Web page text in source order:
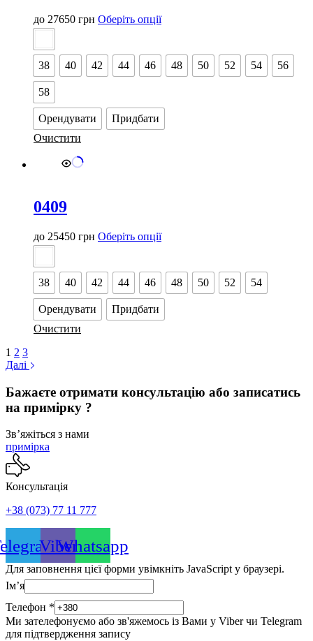
до 27650 грн Оберіть опціїЦей
кілька
варіантів.
вибрати
сторінці
38 40 42 44 46 48 50 52 54 56
58
Орендувати
Придбати
Очистити
0409
до 25450 грн Оберіть опціїЦей
кілька
варіантів.
Параметри
вибрати
38 40 42 44 46 48 50 52 54
Орендувати
Придбати
Очистити
1 2 3
Далі
Бажаєте отримати консультацію або записатись
на примірку ?
Звʼяжіться з нами
примірка
Консультація
+38 (073) 77 11 777
ViberWhatsapp
Для заповнення цієї форми увімкніть JavaScript у браузері.
Імʼя
Телефон *
Ми зателефонуємо або зв'яжемось із Вами у Viber чи Telegram
для підтвердження запису